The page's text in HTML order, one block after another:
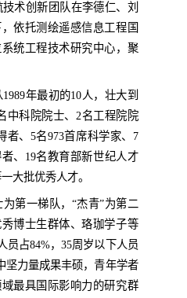
术创新团队在李德仁、刘
依托测绘遥感信息工程国
统工程技术研究中心，聚
1989年最初的10人，壮大到
中科院院士、 2名工程院院
者、 5名973首席科学家、 7
、 19名教育部新世纪人才
大批优秀人才。
第一梯队，“杰青”为第二
博士生群体、珞珈学子等
员占84%，35周岁以下人员
坚力量成果丰硕，青年学者
最具国际影响力的研究群